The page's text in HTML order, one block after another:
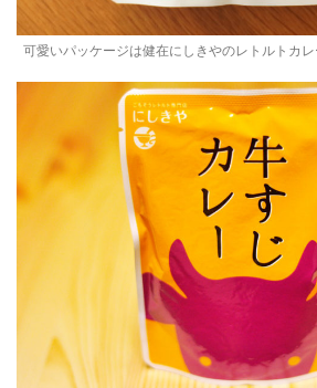
可愛いパッケージは健在にしきやのレトルトカ